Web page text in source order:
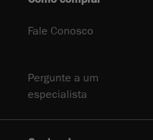
Fale Conosco
Pergunte a um
especialista